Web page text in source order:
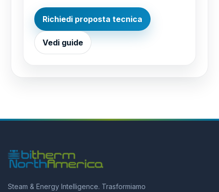
Richiedi proposta tecnica
Vedi guide
Steam & Energy Intelligence. Trasformiamo